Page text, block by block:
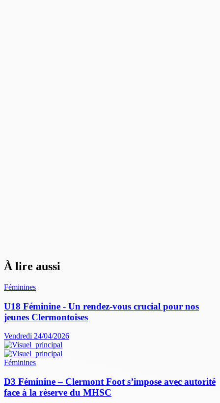
À lire aussi
Féminines
U18 Féminine - Un rendez-vous crucial pour nos
jeunes Clermontoises
Vendredi 24/04/2026
Féminines
D3 Féminine – Clermont Foot s’impose avec autorité
face à la réserve du MHSC